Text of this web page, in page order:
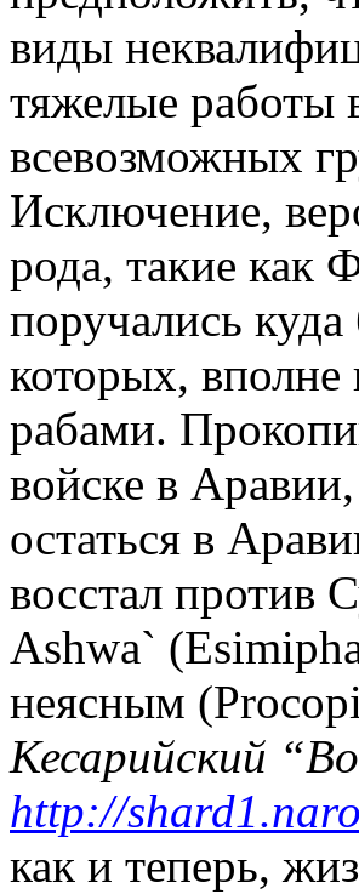
виды
тяжелые работы
всевозможных
Исключение,
рода, такие как
поручались куда
которых,
рабами.
войске в
остаться в
восстал
Ashwa` (
неясным (
Кесарийский
http://shard1.
как и теперь,